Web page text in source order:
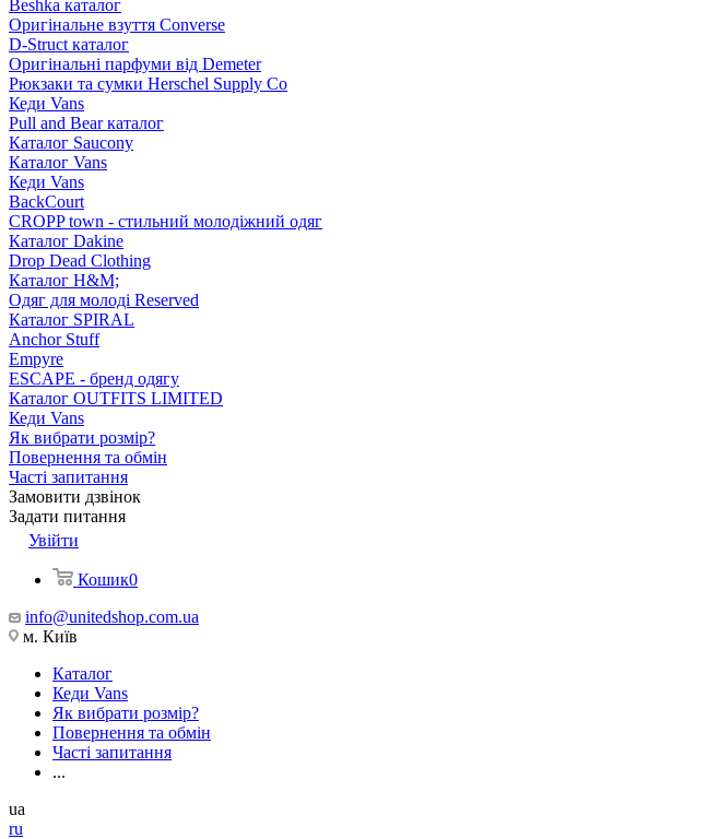
Beshka каталог
Оригінальне взуття Converse
D-Struct каталог
Оригінальні парфуми від Demeter
Рюкзаки та сумки Herschel Supply Co
Кеди Vans
Pull and Bear каталог
Каталог Saucony
Каталог Vans
Кеди Vans
BackCourt
CROPP town - стильний молодіжний одяг
Каталог Dakine
Drop Dead Clothing
Каталог H&M;
Одяг для молоді Reserved
Каталог SPIRAL
Anchor Stuff
Empyre
ESCAPE - бренд одягу
Каталог OUTFITS LIMITED
Кеди Vans
Як вибрати розмір?
Повернення та обмін
Часті запитання
Замовити дзвінок
Задати питання
Увійти
Кошик0
info@unitedshop.com.ua
м. Київ
Каталог
Кеди Vans
Як вибрати розмір?
Повернення та обмін
Часті запитання
...
ua
ru